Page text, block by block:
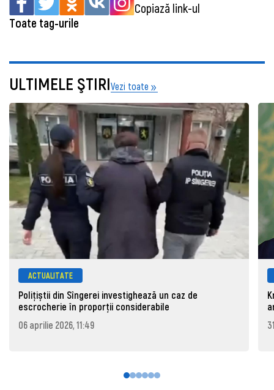
Copiază link-ul
Toate tag-urile
ULTIMELE ŞTIRIVezi toate
ACTUALITATE
Polițiștii din Sîngerei investighează un caz de
escrocherie în proporții considerabile
06 aprilie 2026, 11:49